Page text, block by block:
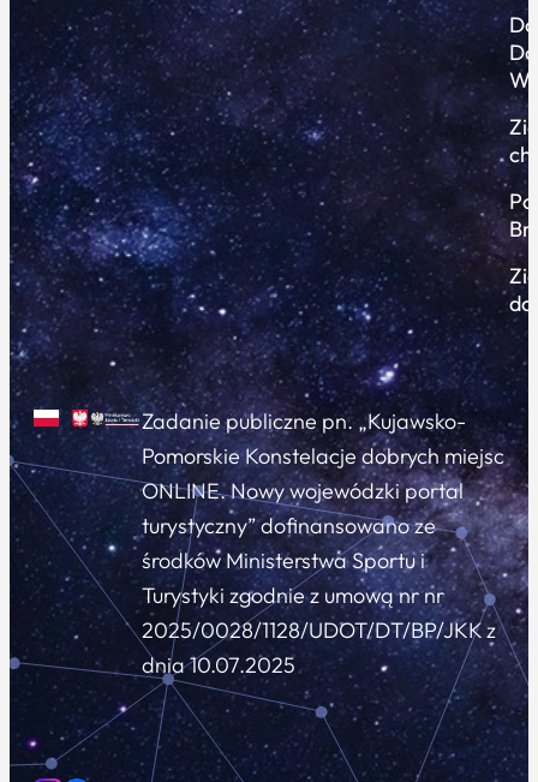
Zadanie publiczne pn. „Kujawsko-
Pomorskie Konstelacje dobrych miejsc
ONLINE. Nowy wojewódzki portal
turystyczny” dofinansowano ze
środków Ministerstwa Sportu i
Turystyki zgodnie z umową nr nr
2025/0028/1128/UDOT/DT/BP/JKK z
dnia 10.07.2025